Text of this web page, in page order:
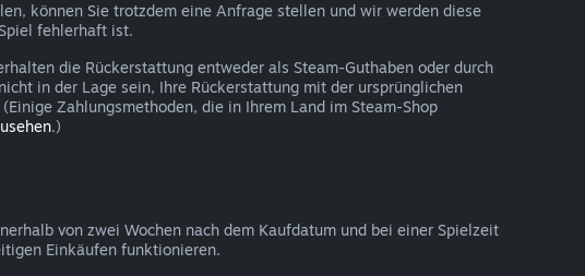
können Sie trotzdem eine Anfrage stellen und wir werden diese
fehlerhaft ist.
die Rückerstattung entweder als Steam-Guthaben oder durch
in der Lage sein, Ihre Rückerstattung mit der ursprünglichen
Zahlungsmethoden, die in Ihrem Land im Steam-Shop
.)
von zwei Wochen nach dem Kaufdatum und bei einer Spielzeit
Einkäufen funktionieren.